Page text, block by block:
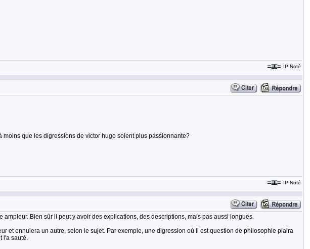
IP Noté
que les digressions de victor hugo soient plus passionnante?
IP Noté
Bien sûr il peut y avoir des explications, des descriptions, mais pas aussi longues.
et ennuiera un autre, selon le sujet. Par exemple, une digression où il est question de philosophie plaira
l'a sauté.